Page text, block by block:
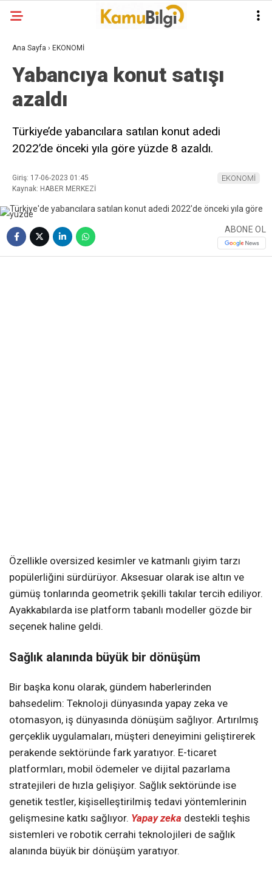
Ana Sayfa › EKONOMİ
Yabancıya konut satışı
azaldı
Türkiye’de yabancılara satılan konut adedi
2022’de önceki yıla göre yüzde 8 azaldı.
Giriş: 17-06-2023 01:45
Kaynak: HABER MERKEZİ
EKONOMİ
ABONE OL
Özellikle oversized kesimler ve katmanlı giyim tarzı
popülerliğini sürdürüyor. Aksesuar olarak ise altın ve
gümüş tonlarında geometrik şekilli takılar tercih ediliyor.
Ayakkabılarda ise platform tabanlı modeller gözde bir
seçenek haline geldi.
Sağlık alanında büyük bir dönüşüm
Bir başka konu olarak, gündem haberlerinden
bahsedelim: Teknoloji dünyasında yapay zeka ve
otomasyon, iş dünyasında dönüşüm sağlıyor. Artırılmış
gerçeklik uygulamaları, müşteri deneyimini geliştirerek
perakende sektöründe fark yaratıyor. E-ticaret
platformları, mobil ödemeler ve dijital pazarlama
stratejileri de hızla gelişiyor. Sağlık sektöründe ise
genetik testler, kişiselleştirilmiş tedavi yöntemlerinin
gelişmesine katkı sağlıyor. Yapay zeka destekli teşhis
sistemleri ve robotik cerrahi teknolojileri de sağlık
alanında büyük bir dönüşüm yaratıyor.